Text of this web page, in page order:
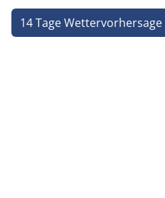
14 Tage Wettervorhersage